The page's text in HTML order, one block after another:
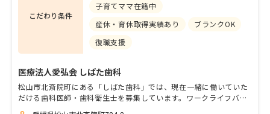
こだわり条件
子育てママ在籍中
産休・育休取得実績あり
ブランクOK
復職支援
医療法人愛弘会 しばた歯科
松山市北斎院町にある「しばた歯科」では、現在一緒に働いていた
だける歯科医師・歯科衛生士を募集しています。ワークライフバラ